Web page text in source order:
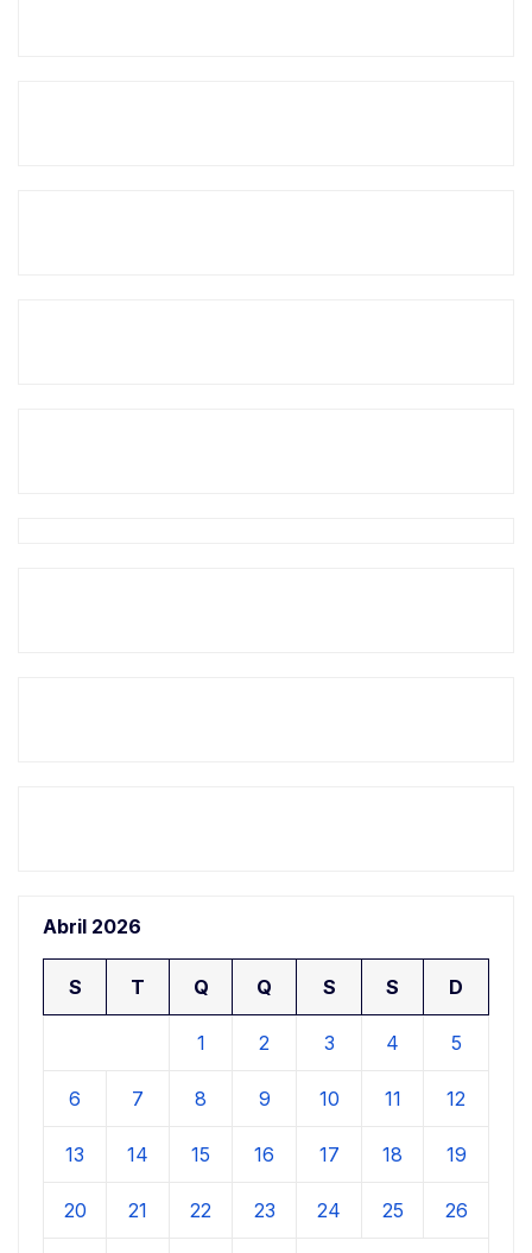
Abril 2026
S T Q Q S S D
1 2 3 4 5
6 7 8 9 10 11 12
13 14 15 16 17 18 19
20 21 22 23 24 25 26